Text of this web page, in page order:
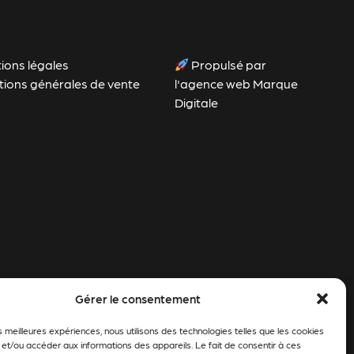
Gérer le consentement
meilleures expériences, nous utilisons des technologies telles que les cookies
ou accéder aux informations des appareils. Le fait de consentir à ces
légales
générales de vente
Propulsé par
l'agence web Marque
Digitale